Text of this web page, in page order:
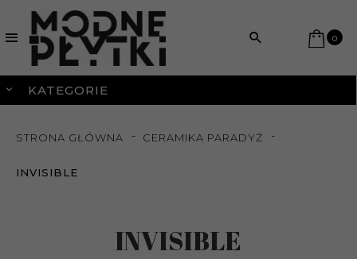
0
KATEGORIE
STRONA GŁÓWNA CERAMIKA PARADYŻ
INVISIBLE
INVISIBLE